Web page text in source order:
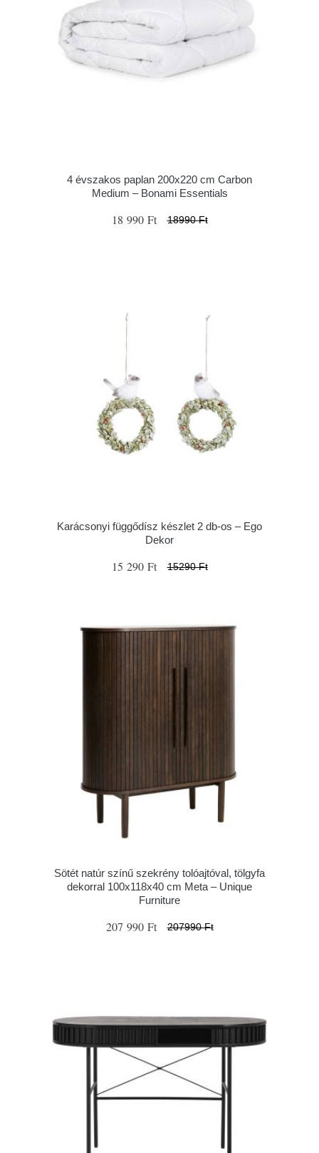
4 évszakos paplan 200x220 cm Carbon
Medium – Bonami Essentials
18 990 Ft 18990 Ft
Karácsonyi függődísz készlet 2 db-os – Ego
Dekor
15 290 Ft 15290 Ft
Sötét natúr színű szekrény tolóajtóval, tölgyfa
dekorral 100x118x40 cm Meta – Unique
Furniture
207 990 Ft 207990 Ft